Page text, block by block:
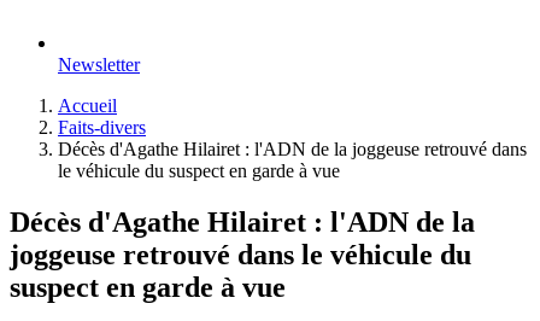
Newsletter
Accueil
Faits-divers
Décès d'Agathe Hilairet : l'ADN de la joggeuse retrouvé dans
le véhicule du suspect en garde à vue
Décès d'Agathe Hilairet : l'ADN de la
joggeuse retrouvé dans le véhicule du
suspect en garde à vue